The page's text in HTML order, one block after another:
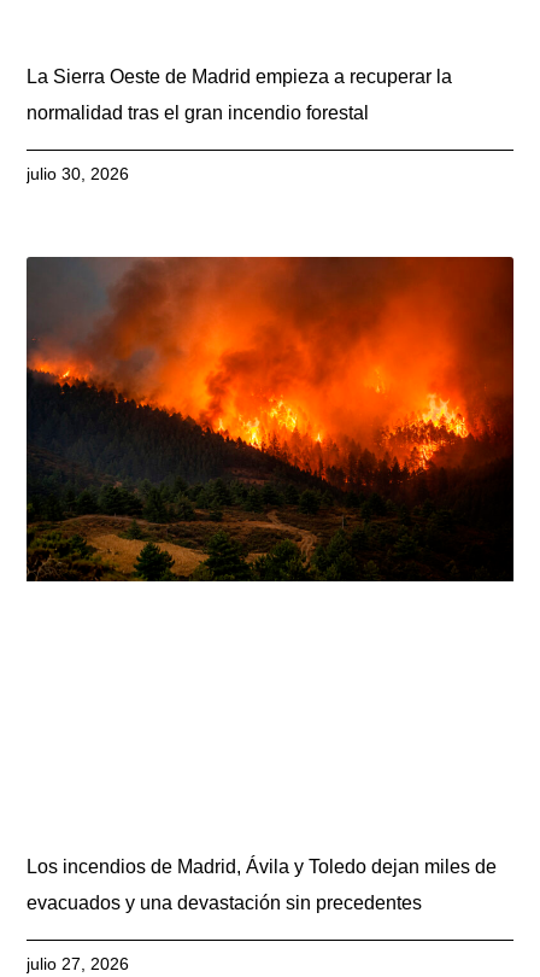
La Sierra Oeste de Madrid empieza a recuperar la
normalidad tras el gran incendio forestal
julio 30, 2026
Los incendios de Madrid, Ávila y Toledo dejan miles de
evacuados y una devastación sin precedentes
julio 27, 2026